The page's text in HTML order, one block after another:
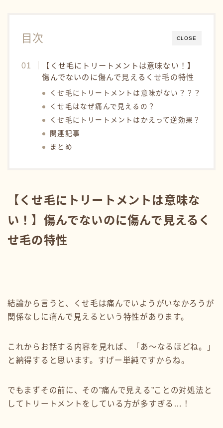
CLOSE
目次
【くせ毛にトリートメントは意味ない！】
傷んでないのに傷んで見えるくせ毛の特性
くせ毛にトリートメントは意味がない？？？
くせ毛はなぜ痛んで見えるの？
くせ毛にトリートメントはかえって逆効果？
関連記事
まとめ
【くせ毛にトリートメントは意味な
い！】傷んでないのに傷んで見えるく
せ毛の特性
結論から言うと、くせ毛は痛んでいようがいなかろうが
関係なしに痛んで見えるという特性があります。
これからお話する内容を見れば、「あ〜なるほどね。」
と納得すると思います。すげー単純ですからね。
でもまずその前に、その”痛んで見える”ことの対処法と
してトリートメントをしている方が多すぎる…！